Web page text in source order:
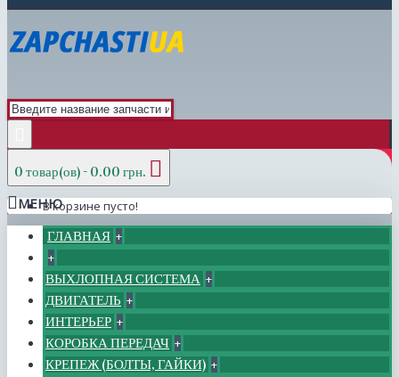
0 товар(ов) - 0.00 грн.
В корзине пусто!
МЕНЮ
ГЛАВНАЯ +
+
ВЫХЛОПНАЯ СИСТЕМА +
ДВИГАТЕЛЬ +
ИНТЕРЬЕР +
КОРОБКА ПЕРЕДАЧ +
КРЕПЕЖ (БОЛТЫ, ГАЙКИ) +